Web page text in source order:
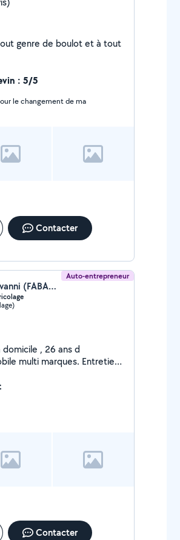
: 5/5
le changement de ma
Contacter
Auto-entrepreneur
Fabrice Sangiovanni (FABAUTODIAG)
, 26 ans d
multi marques. Entretien ,
un bon bricoleur pour
Contacter